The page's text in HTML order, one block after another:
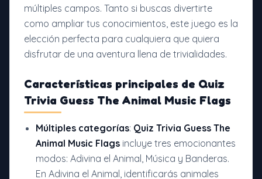
múltiples campos. Tanto si buscas divertirte
como ampliar tus conocimientos, este juego es la
elección perfecta para cualquiera que quiera
disfrutar de una aventura llena de trivialidades.
Características principales de Quiz
Trivia Guess The Animal Music Flags
Múltiples categorías: Quiz Trivia Guess The
Animal Music Flags incluye tres emocionantes
modos: Adivina el Animal, Música y Banderas.
En Adivina el Animal, identificarás animales